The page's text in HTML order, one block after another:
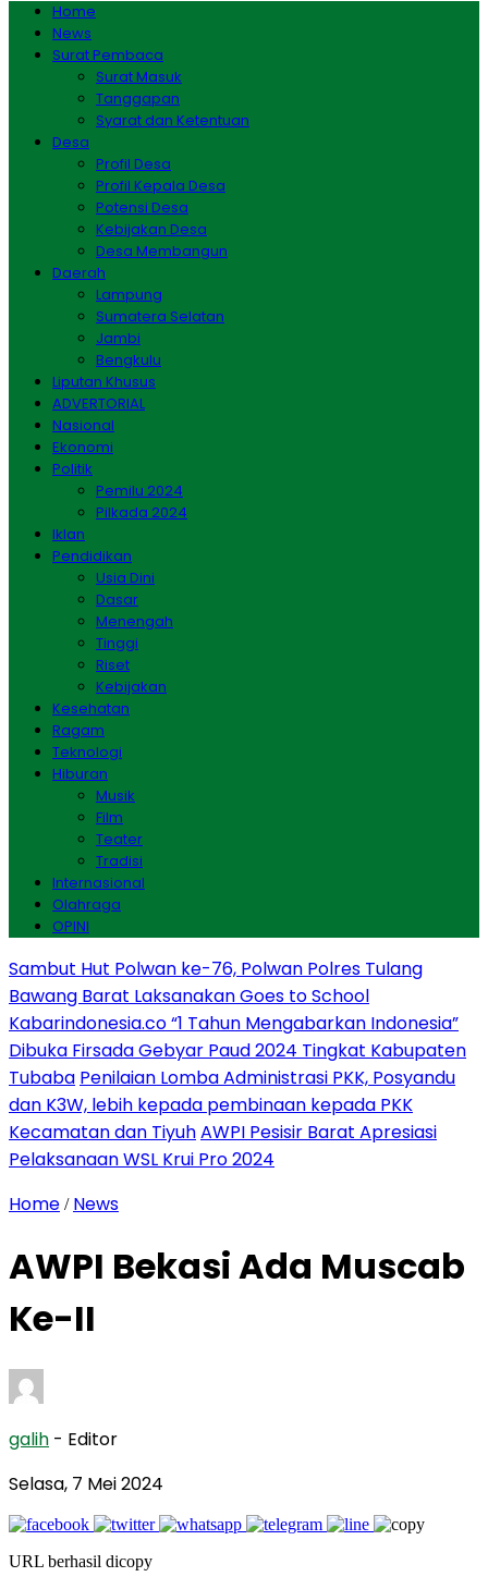
Home
News
Surat Pembaca
Surat Masuk
Tanggapan
Syarat dan Ketentuan
Desa
Profil Desa
Profil Kepala Desa
Potensi Desa
Kebijakan Desa
Desa Membangun
Daerah
Lampung
Sumatera Selatan
Jambi
Bengkulu
Liputan Khusus
ADVERTORIAL
Nasional
Ekonomi
Politik
Pemilu 2024
Pilkada 2024
Iklan
Pendidikan
Usia Dini
Dasar
Menengah
Tinggi
Riset
Kebijakan
Kesehatan
Ragam
Teknologi
Hiburan
Musik
Film
Teater
Tradisi
Internasional
Olahraga
OPINI
Sambut Hut Polwan ke-76, Polwan Polres Tulang
Bawang Barat Laksanakan Goes to School
Kabarindonesia.co “1 Tahun Mengabarkan Indonesia”
Dibuka Firsada Gebyar Paud 2024 Tingkat Kabupaten
Tubaba Penilaian Lomba Administrasi PKK, Posyandu
dan K3W, lebih kepada pembinaan kepada PKK
Kecamatan dan TiyuhAWPI Pesisir Barat Apresiasi
Pelaksanaan WSL Krui Pro 2024
Home / News
AWPI Bekasi Ada Muscab
Ke-II
galih - Editor
Selasa, 7 Mei 2024
URL berhasil dicopy